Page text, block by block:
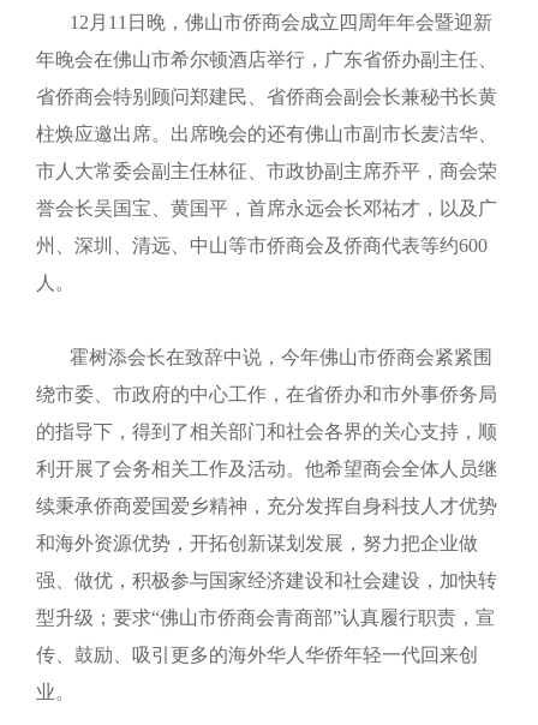
12月11日晚，佛山市侨商会成立四周年年会暨迎新
年晚会在佛山市希尔顿酒店举行，广东省侨办副主任、
省侨商会特别顾问郑建民、省侨商会副会长兼秘书长黄
柱焕应邀出席。出席晚会的还有佛山市副市长麦洁华、
市人大常委会副主任林征、市政协副主席乔平，商会荣
誉会长吴国宝、黄国平，首席永远会长邓祐才，以及广
州、深圳、清远、中山等市侨商会及侨商代表等约600
人。
霍树添会长在致辞中说，今年佛山市侨商会紧紧围
绕市委、市政府的中心工作，在省侨办和市外事侨务局
的指导下，得到了相关部门和社会各界的关心支持，顺
利开展了会务相关工作及活动。他希望商会全体人员继
续秉承侨商爱国爱乡精神，充分发挥自身科技人才优势
和海外资源优势，开拓创新谋划发展，努力把企业做
强、做优，积极参与国家经济建设和社会建设，加快转
型升级；要求“佛山市侨商会青商部”认真履行职责，宣
传、鼓励、吸引更多的海外华人华侨年轻一代回来创
业。